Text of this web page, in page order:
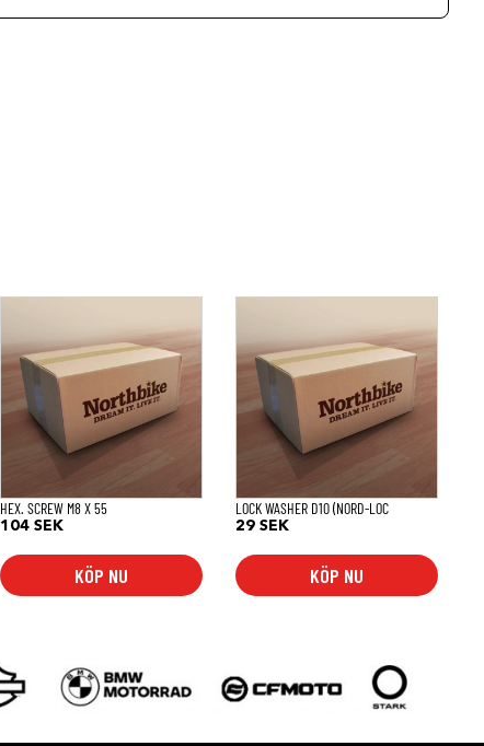
HEX. SCREW M8 X 55
104SEK
KÖP NU
LOCK WASHER D10 (NORD-LOC
29SEK
KÖP NU